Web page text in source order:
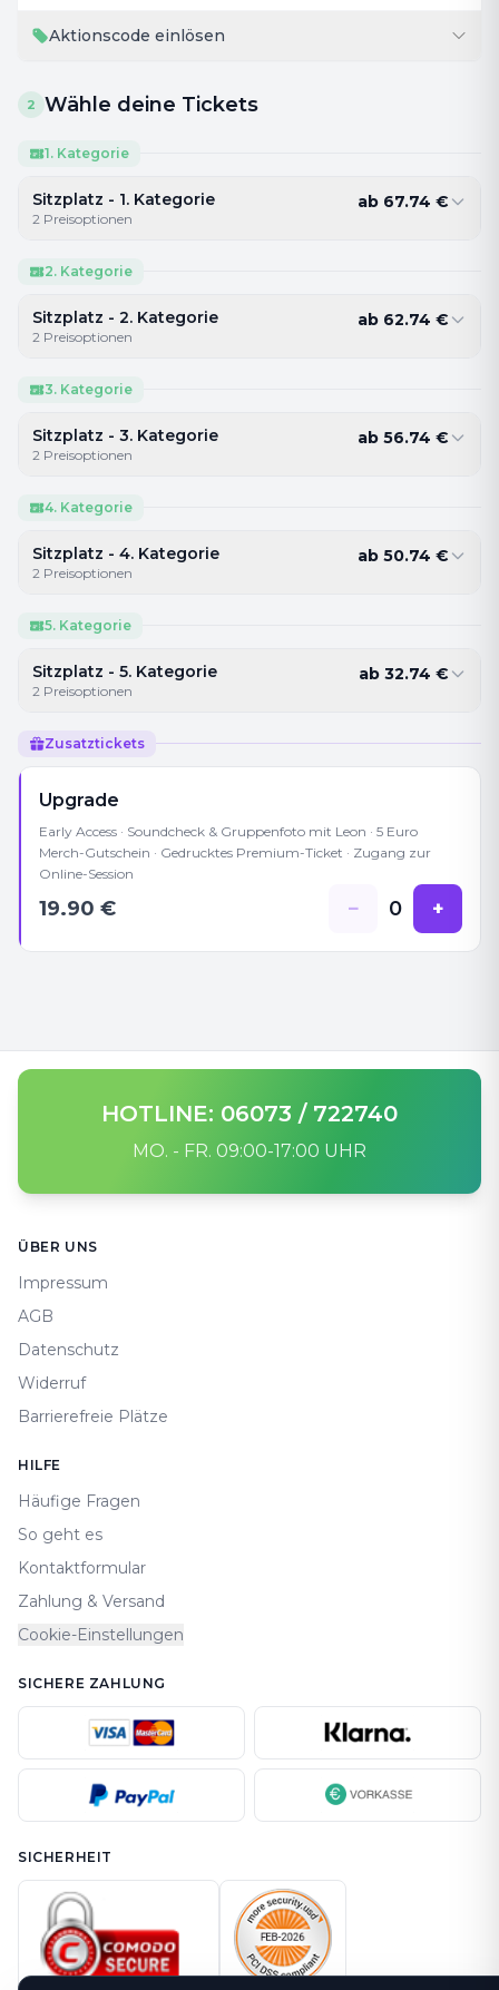
Aktionscode einlösen
2 Wähle deine Tickets
1. Kategorie
Sitzplatz - 1. Kategorie
2 Preisoptionen
ab 67.74 €
2. Kategorie
Sitzplatz - 2. Kategorie
2 Preisoptionen
ab 62.74 €
3. Kategorie
Sitzplatz - 3. Kategorie
2 Preisoptionen
ab 56.74 €
4. Kategorie
Sitzplatz - 4. Kategorie
2 Preisoptionen
ab 50.74 €
5. Kategorie
Sitzplatz - 5. Kategorie
2 Preisoptionen
ab 32.74 €
Zusatztickets
Upgrade
Early Access · Soundcheck & Gruppenfoto mit Leon · 5 Euro
Merch-Gutschein · Gedrucktes Premium-Ticket · Zugang zur
Online-Session
19.90 € − 0 +
HOTLINE: 06073 / 722740
MO. - FR. 09:00-17:00 UHR
ÜBER UNS
Impressum
AGB
Datenschutz
Widerruf
Barrierefreie Plätze
HILFE
Häufige Fragen
So geht es
Kontaktformular
Zahlung & Versand
Cookie-Einstellungen
SICHERE ZAHLUNG
SICHERHEIT